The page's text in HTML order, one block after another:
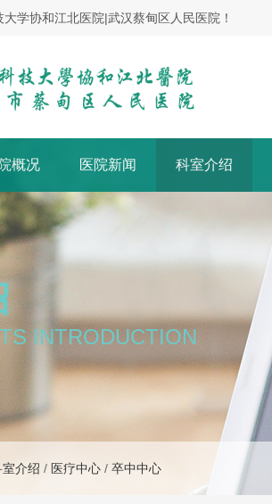
学协和江北医院|武汉蔡甸区人民医院！
概况 医院新闻 科室介绍
INTRODUCTION
室介绍 / 医疗中心 / 卒中中心